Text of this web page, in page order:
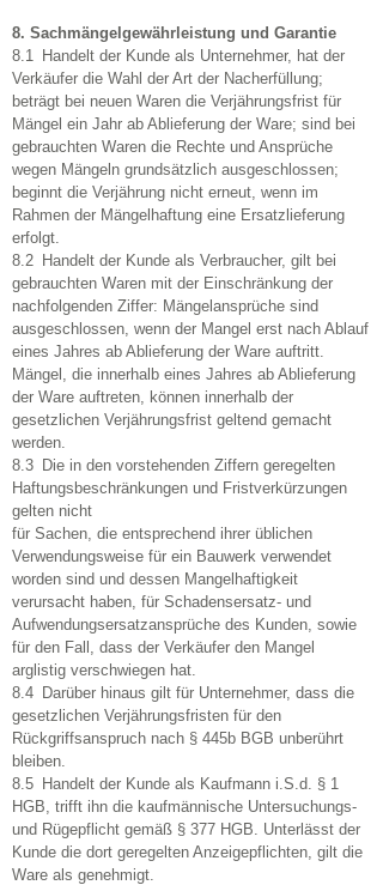
8. Sachmängelgewährleistung und Garantie
8.1 Handelt der Kunde als Unternehmer, hat der
Verkäufer die Wahl der Art der Nacherfüllung;
beträgt bei neuen Waren die Verjährungsfrist für
Mängel ein Jahr ab Ablieferung der Ware; sind bei
gebrauchten Waren die Rechte und Ansprüche
wegen Mängeln grundsätzlich ausgeschlossen;
beginnt die Verjährung nicht erneut, wenn im
Rahmen der Mängelhaftung eine Ersatzlieferung
erfolgt.
8.2 Handelt der Kunde als Verbraucher, gilt bei
gebrauchten Waren mit der Einschränkung der
nachfolgenden Ziffer: Mängelansprüche sind
ausgeschlossen, wenn der Mangel erst nach Ablauf
eines Jahres ab Ablieferung der Ware auftritt.
Mängel, die innerhalb eines Jahres ab Ablieferung
der Ware auftreten, können innerhalb der
gesetzlichen Verjährungsfrist geltend gemacht
werden.
8.3 Die in den vorstehenden Ziffern geregelten
Haftungsbeschränkungen und Fristverkürzungen
gelten nicht
für Sachen, die entsprechend ihrer üblichen
Verwendungsweise für ein Bauwerk verwendet
worden sind und dessen Mangelhaftigkeit
verursacht haben, für Schadensersatz- und
Aufwendungsersatzansprüche des Kunden, sowie
für den Fall, dass der Verkäufer den Mangel
arglistig verschwiegen hat.
8.4 Darüber hinaus gilt für Unternehmer, dass die
gesetzlichen Verjährungsfristen für den
Rückgriffsanspruch nach § 445b BGB unberührt
bleiben.
8.5 Handelt der Kunde als Kaufmann i.S.d. § 1
HGB, trifft ihn die kaufmännische Untersuchungs-
und Rügepflicht gemäß § 377 HGB. Unterlässt der
Kunde die dort geregelten Anzeigepflichten, gilt die
Ware als genehmigt.